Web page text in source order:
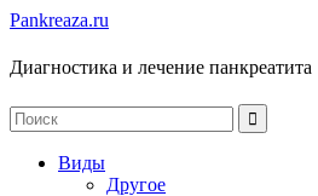
Pankreaza.ru
Диагностика и лечение панкреатита
Виды
Другое